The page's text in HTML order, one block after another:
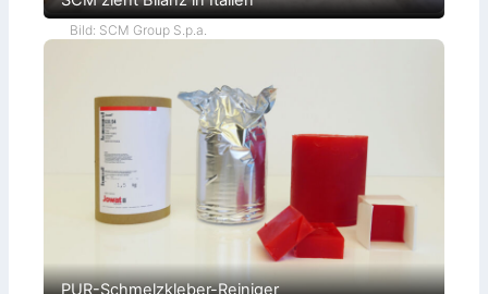
Bild: SCM Group S.p.a.